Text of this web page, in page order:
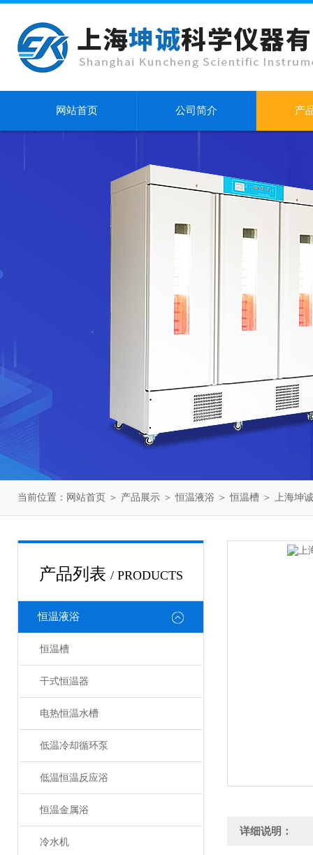
网站首页 公司简介 产
当前位置： 网站首页 ＞ 产品展示 ＞恒温液浴 ＞恒温槽 ＞ 上海坤
产品列表 / PRODUCTS
恒温液浴
恒温槽
干式恒温器
电热恒温水槽
低温冷却循环泵
低温恒温反应浴
恒温金属浴
冷水机
详细说明：